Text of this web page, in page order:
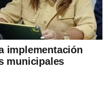
implementación
municipales